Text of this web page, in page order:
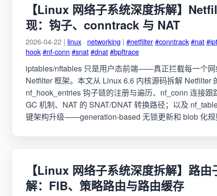
【Linux 网络子系统深度拆解】
现：钩子、conntrack 与 NAT
2026-04-22 | linux · networking | #netfilter#conntrack#nat
hook#nf-conn #snat#dnat#bpftrace
iptables/nftables 只是用户态前端——真正拦截每一个
Netfilter 框架。本文从 Linux 6.6 内核源码拆解 Netfilter
nf_hook_entries 钩子链的注册与遍历、nf_conn 连接
GC 机制、NAT 的 SNAT/DNAT 转换路径；以及
键架构升级——generation-based 无锁更新和 blob 化
【Linux 网络子系统深度拆解】路
解：FIB、策略路由与路由缓存